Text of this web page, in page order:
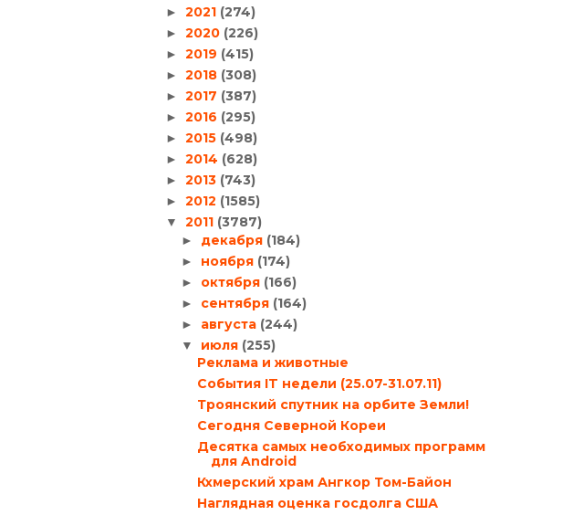
► 2021 (274)
► 2020 (226)
► 2019 (415)
► 2018 (308)
► 2017 (387)
► 2016 (295)
► 2015 (498)
► 2014 (628)
► 2013 (743)
► 2012 (1585)
▼ 2011 (3787)
► декабря (184)
► ноября (174)
► октября (166)
► сентября (164)
► августа (244)
▼ июля (255)
Реклама и животные
События IT недели (25.07-31.07.11)
Троянский спутник на орбите Земли!
Сегодня Северной Кореи
Десятка самых необходимых программ
для Android
Кхмерский храм Ангкор Том-Байон
Наглядная оценка госдолга США